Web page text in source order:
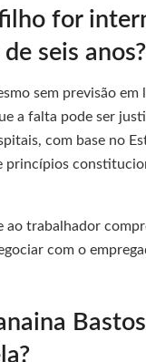
for
seis anos?
sem previsão
a falta pode ser
com base no
princípios
ao trabalhador
com o